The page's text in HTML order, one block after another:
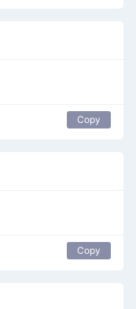
Copy
Copy